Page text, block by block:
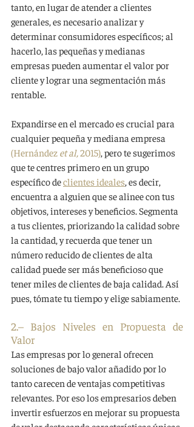
tanto, en lugar de atender a clientes
generales, es necesario analizar y
determinar consumidores específicos; al
hacerlo, las pequeñas y medianas
empresas pueden aumentar el valor por
cliente y lograr una segmentación más
rentable.
Expandirse en el mercado es crucial para
cualquier pequeña y mediana empresa
(Hernández et al, 2015), pero te sugerimos
que te centres primero en un grupo
específico de clientes ideales, es decir,
encuentra a alguien que se alinee con tus
objetivos, intereses y beneficios. Segmenta
a tus clientes, priorizando la calidad sobre
la cantidad, y recuerda que tener un
número reducido de clientes de alta
calidad puede ser más beneficioso que
tener miles de clientes de baja calidad. Así
pues, tómate tu tiempo y elige sabiamente.
2.– Bajos Niveles en Propuesta de
Valor
Las empresas por lo general ofrecen
soluciones de bajo valor añadido por lo
tanto carecen de ventajas competitivas
relevantes. Por eso los empresarios deben
invertir esfuerzos en mejorar su propuesta